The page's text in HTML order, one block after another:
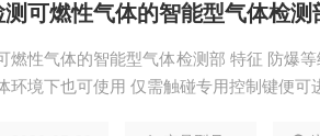
测可燃性气体的智能型气体检测
能型气体检测部 特征 防爆等级为ExdⅡCT5/CT6X，在含有氢
环境下也可使用 仅需触碰专用控制键便可